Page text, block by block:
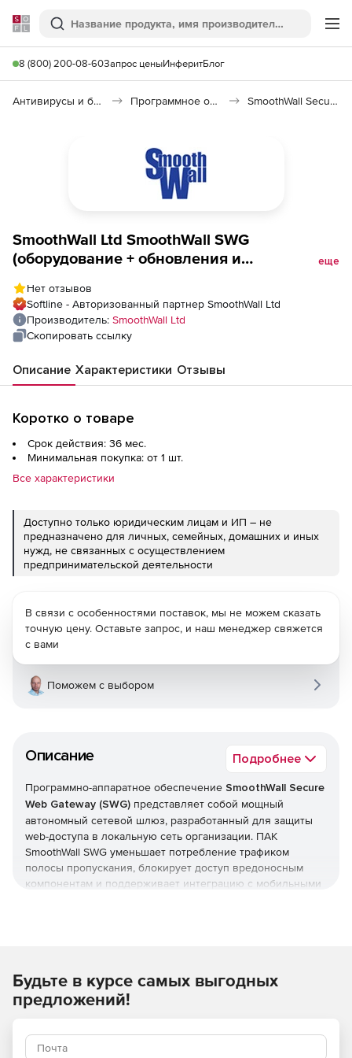
Softline
Поиск
8 (800) 200-08-60Запрос ценыИнферитБлог
Антивирусы и безопасность Программное обеспечение для контроля доступа SmoothWall Secure Web Gateway (SWG)
SmoothWall Ltd SmoothWall SWG
(оборудование + обновления и
SWG-3600 Appliance
еще
Нет отзывов
Softline - Авторизованный партнер SmoothWall Ltd
Производитель: SmoothWall Ltd
Скопировать ссылку
Описание Характеристики Отзывы
Коротко о товаре
Срок действия: 36 мес.
Минимальная покупка: от 1 шт.
Все характеристики
Доступно только юридическим лицам и ИП – не
предназначено для личных, семейных, домашних и иных
нужд, не связанных с осуществлением
предпринимательской деятельности
Описание Подробнее
Программно-аппаратное обеспечение SmoothWall Secure
Web Gateway (SWG) представляет собой мощный
автономный сетевой шлюз, разработанный для защиты
web-доступа в локальную сеть организации. ПАК
SmoothWall SWG уменьшает потребление трафиком
полосы пропускания, блокирует доступ вредоносным
компонентам и поддерживает интеграцию с мобильными
продукты полагаются на устаревшие черные списки,
SmoothWall SWG обеспечивает защиту он существующих,
новых и неизвестных угроз безопасности: вирусов,
нецелевого использования сетевых ресурсов.
В связи с особенностями поставок, мы не можем сказать
точную цену. Оставьте запрос, и наш менеджер свяжется
с вами
Поможем с выбором
Будьте в курсе самых выгодных
предложений!